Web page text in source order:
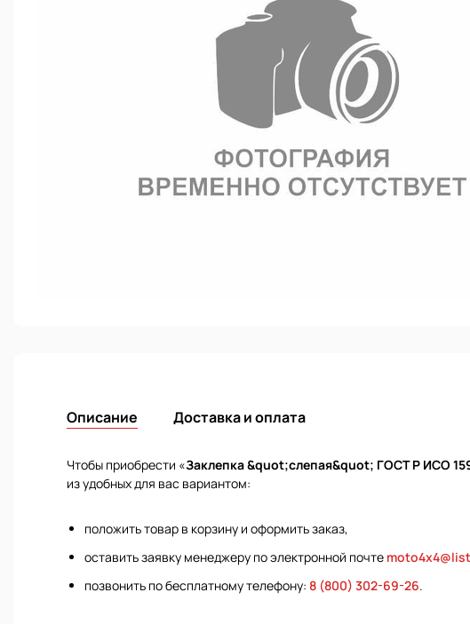
Описание Доставка и оплата
Чтобы приобрести «Заклепка &quot;слепая&quot; ГОСТ Р ИСО
из удобных для вас вариантом:
положить товар в корзину и оформить заказ,
оставить заявку менеджеру по электронной почте
позвонить по бесплатному телефону: 8 (800) 302-69-26.